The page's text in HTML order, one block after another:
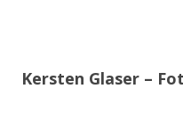
Kersten Glaser –